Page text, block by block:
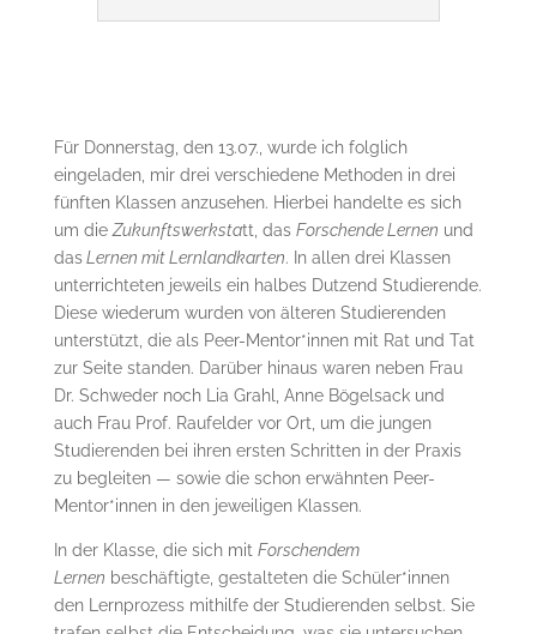
Für Donnerstag, den 13.07., wurde ich folglich
eingeladen, mir drei verschiedene Methoden in drei
fünften Klassen anzusehen. Hierbei handelte es sich
um die Zukunftswerkstatt, das Forschende Lernen und
dasLernen mit Lernlandkarten. In allen drei Klassen
unterrichteten jeweils ein halbes Dutzend Studierende.
Diese wiederum wurden von älteren Studierenden
unterstützt, die als Peer-Mentor*innen mit Rat und Tat
zur Seite standen. Darüber hinaus waren neben Frau
Dr. Schweder noch Lia Grahl, Anne Bögelsack und
auch Frau Prof. Raufelder vor Ort, um die jungen
Studierenden bei ihren ersten Schritten in der Praxis
zu begleiten — sowie die schon erwähnten Peer-
Mentor*innen in den jeweiligen Klassen.
In der Klasse, die sich mit Forschendem
Lernen beschäftigte, gestalteten die Schüler*innen
den Lernprozess mithilfe der Studierenden selbst. Sie